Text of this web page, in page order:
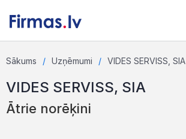
Sākums Uzņēmumi VIDES SERVISS, SIA
VIDES SERVISS, SIA
Ātrie norēķini